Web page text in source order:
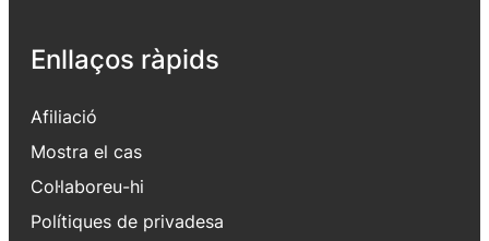
Enllaços ràpids
Afiliació
Mostra el cas
Col·laboreu-hi
Polítiques de privadesa